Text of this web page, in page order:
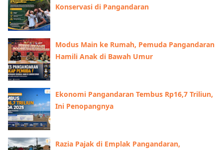
Konservasi di Pangandaran
Modus Main ke Rumah, Pemuda Pangandaran
Hamili Anak di Bawah Umur
Ekonomi Pangandaran Tembus Rp16,7 Triliun,
Ini Penopangnya
Razia Pajak di Emplak Pangandaran,